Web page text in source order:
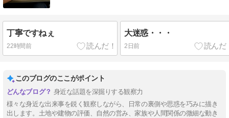
丁寧ですねぇ
22時間前
大迷惑・・・
2日前
このブログのここがポイント
身近な話題を深掘りする観察力
様々な身近な出来事を鋭く観察しながら、日常の裏側や思惑を巧みに描き
出します。土地や建物の評価、自然の営み、家族や人間関係の微細な動き